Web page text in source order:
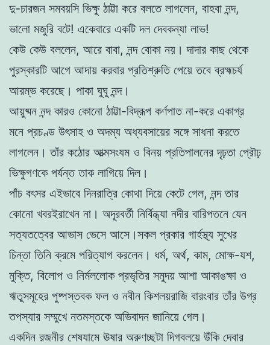
দু-চারজন সমবয়সি ভিক্ষু ঠাট্টা করে বলতে লাগলেন, বাহবা নন্দ,
ভালো মজুরি বটে! একেবারে একটি দল দেবকন্যা লাভ!
কেউ কেউ বললেন, আরে বাবা, নন্দ বোকা নয়। দাদার কাছ থেকে
পুরস্কারটি আগে আদায় করবার প্রতিশ্রুতি পেয়ে তবে ব্রহ্মচর্য
আরম্ভ করেছে। পাকা ঘুঘু নন্দ।
আয়ুষ্মন নন্দ কারও কোনো ঠাট্টা-বিদ্রূপ কর্ণপাত না-করে একাগ্র
মনে প্রচণ্ড উৎসাহ ও অদম্য অধ্যবসায়ের সঙ্গে সাধনা করতে
লাগলেন। তাঁর কঠোর আত্মসংযম ও বিনয় প্রতিপালনের দৃঢ়তা প্রৌঢ়
ভিক্ষুগণকে পর্যন্ত তাক লাগিয়ে দিল।
পাঁচ বৎসর এইভাবে দিনরাত্রি কোথা দিয়ে কেটে গেল, নন্দ তার
কোনো খবরইরাখেন না। অদূরবর্তী নির্বিন্ধ্যা নদীর বারিপতনে যেন
সত্যতত্বের আভাস ভেসে আসে।সকল প্রকার গার্হস্থ্য সুখের
চিন্তা তিনি ক্রমে পরিত্যাগ করলেন। ধর্ম, অর্থ, কাম, মোক্ষ-যশ,
মুক্তি, বিলোপ ও নির্মললোক প্রভৃতির সমুদয় আশা আকাঙক্ষা ও
ঋতুসমূহের পুষ্পস্তবক ফল ও নবীন কিশলয়রাজি বারংবার তাঁর উগ্র
তপস্যার সম্মুখে নতমস্তকে অভিবাদন জানিয়ে গেল।
একদিন রজনীর শেষযামে ঊষার অরুণচ্ছটা দিগবলয়ে উঁকি দেবার